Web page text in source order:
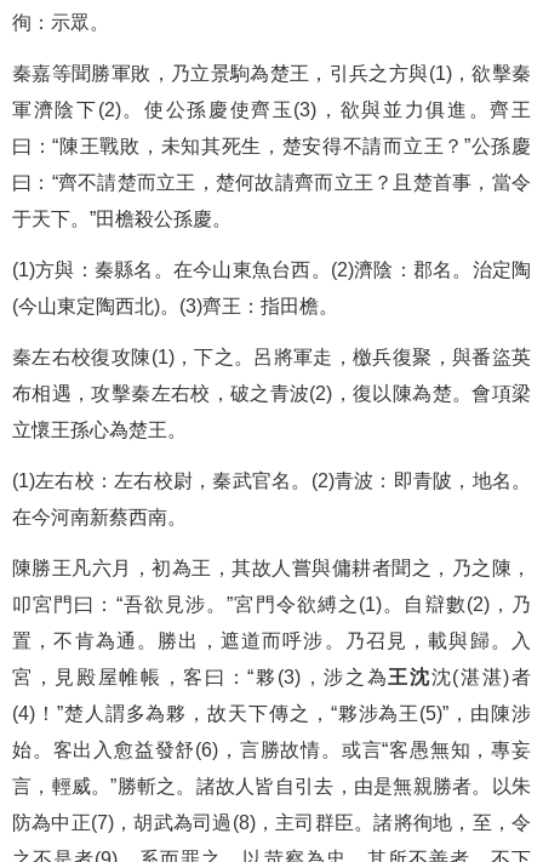
徇：示眾。
秦嘉等聞勝軍敗，乃立景駒為楚王，引兵之方與(1)，欲擊秦
軍濟陰下(2)。使公孫慶使齊玉(3)，欲與並力俱進。齊王
曰：“陳王戰敗，未知其死生，楚安得不請而立王？”公孫慶
曰：“齊不請楚而立王，楚何故請齊而立王？且楚首事，當令
于天下。”田檐殺公孫慶。
(1)方與：秦縣名。在今山東魚台西。(2)濟陰：郡名。治定陶
(今山東定陶西北)。(3)齊王：指田檐。
秦左右校復攻陳(1)，下之。呂將軍走，檄兵復聚，與番盜英
布相遇，攻擊秦左右校，破之青波(2)，復以陳為楚。會項梁
立懷王孫心為楚王。
(1)左右校：左右校尉，秦武官名。(2)青波：即青陂，地名。
在今河南新蔡西南。
陳勝王凡六月，初為王，其故人嘗與傭耕者聞之，乃之陳，
叩宮門曰：“吾欲見涉。”宮門令欲縛之(1)。自辯數(2)，乃
置，不肯為通。勝出，遮道而呼涉。乃召見，載與歸。入
宮，見殿屋帷帳，客曰：“夥(3)，涉之為王沈沈(湛湛)者
(4)！”楚人謂多為夥，故天下傳之，“夥涉為王(5)”，由陳涉
始。客出入愈益發舒(6)，言勝故情。或言“客愚無知，專妄
言，輕威。”勝斬之。諸故人皆自引去，由是無親勝者。以朱
防為中正(7)，胡武為司過(8)，主司群臣。諸將徇地，至，令